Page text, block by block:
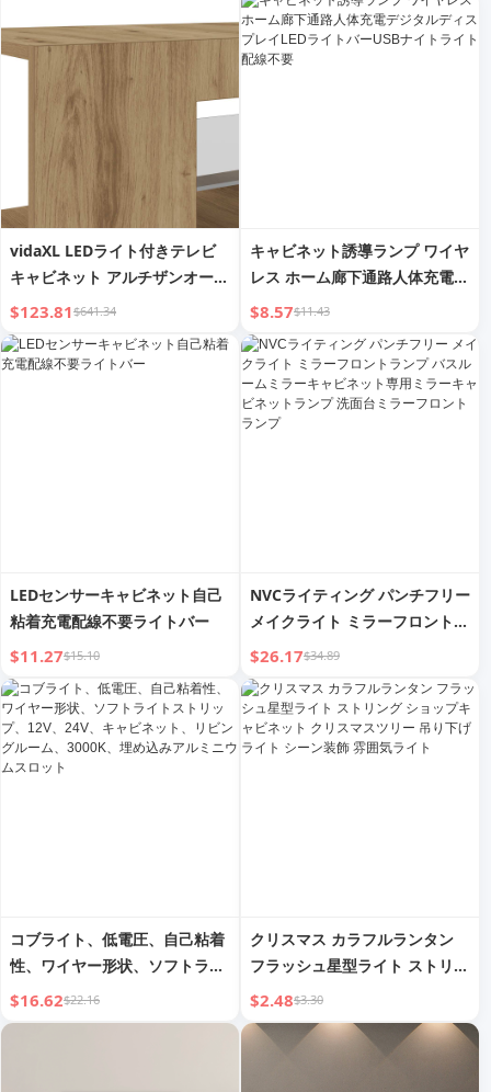
ヤレス
カイ スターライト 雰囲気 プロ
ップ
vidaXL LEDライト付きテレビ
キャビネット アルチザンオーク
90x39x30 cm エンジニアリン
グウッド
$123.81$641.34
キャビネット誘導ランプ ワイヤ
レス ホーム廊下通路人体充電デ
ジタルディスプレイLEDライト
バーUSBナイトライト配線不要
$8.57$11.43
LEDセンサーキャビネット自己
粘着充電配線不要ライトバー
$11.27$15.10
NVCライティング パンチフリー
メイクライト ミラーフロントラ
ンプ バスルームミラーキャビネ
ット専用ミラーキャビネットラ
ンプ 洗面台ミラーフロントラン
プ
$26.17$34.89
コブライト、低電圧、自己粘着
性、ワイヤー形状、ソフトライ
トストリップ、12V、24V、キ
ャビネット、リビングルーム、
$16.62$22.16
クリスマス カラフルランタン
フラッシュ星型ライト ストリン
グ ショップキャビネット クリ
スマスツリー 吊り下げライト
シーン装飾 雰囲気ライト
$2.48$3.30